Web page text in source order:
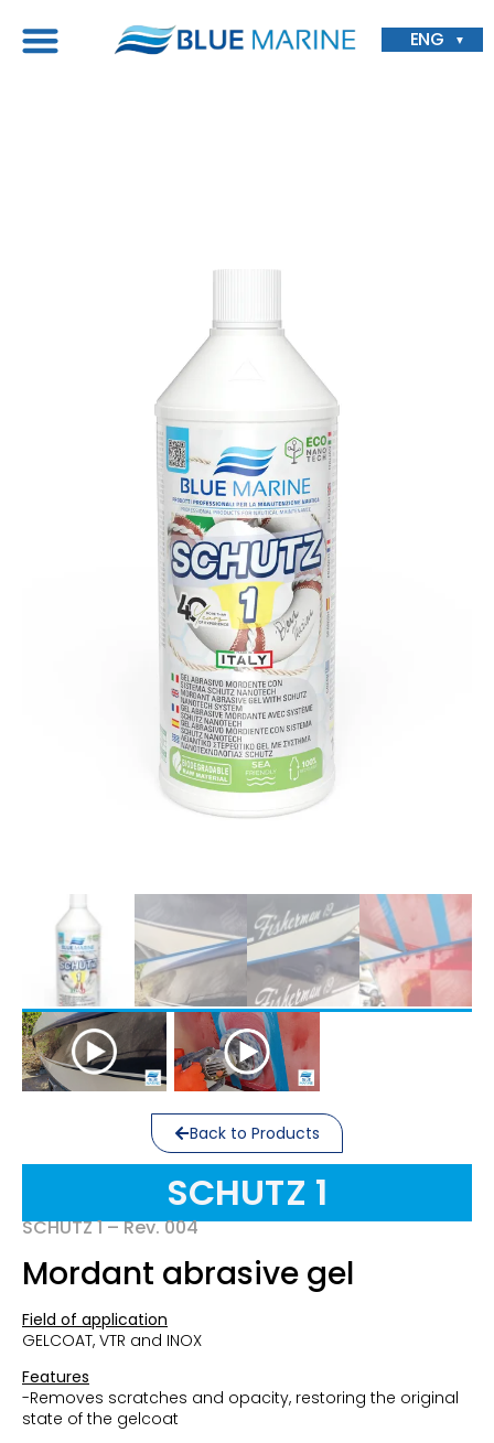
ENG ▼
Back to Products
SCHUTZ 1
SCHUTZ 1 – Rev. 004
Mordant abrasive gel
Field of application
GELCOAT, VTR and INOX
Features
-Removes scratches and opacity, restoring the original
state of the gelcoat